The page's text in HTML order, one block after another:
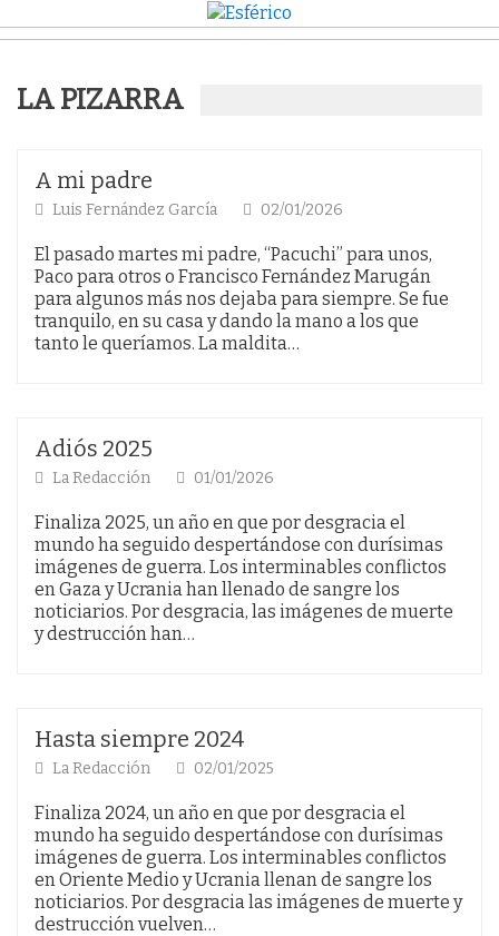
LA PIZARRA
A mi padre
Luis Fernández García 02/01/2026
El pasado martes mi padre, “Pacuchi” para unos,
Paco para otros o Francisco Fernández Marugán
para algunos más nos dejaba para siempre. Se fue
tranquilo, en su casa y dando la mano a los que
tanto le queríamos. La maldita…
Adiós 2025
La Redacción 01/01/2026
Finaliza 2025, un año en que por desgracia el
mundo ha seguido despertándose con durísimas
imágenes de guerra. Los interminables conflictos
en Gaza y Ucrania han llenado de sangre los
noticiarios. Por desgracia, las imágenes de muerte
y destrucción han…
Hasta siempre 2024
La Redacción 02/01/2025
Finaliza 2024, un año en que por desgracia el
mundo ha seguido despertándose con durísimas
imágenes de guerra. Los interminables conflictos
en Oriente Medio y Ucrania llenan de sangre los
noticiarios. Por desgracia las imágenes de muerte y
destrucción vuelven…